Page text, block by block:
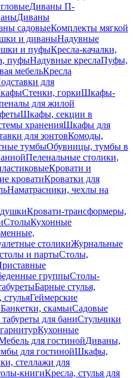
Диваны П-
Диваны
садовыеКомплекты мягкой
и диваныНадувные
и пуфыКресла-качалки,
пуфыНадувные креслаПуфы,
мебельКресла
для
Стенки, горкиШкафы-
для жилой
Шкафы, секции в
храненияШкафы для
для зонтовКомоды,
тумбыОбувницы, тумбы в
Пеленальные столики,
Кровати и
кроватиКроватки для
Наматрасники, чехлы на
Кровати-трансформеры,
СтолыКухонные
столикиЖурнальные
и партыСтолы,
группыСтолы-
Барные стулья,
Геймерские
Банкетки, скамьиСадовые
табуреты для баниСтульчики
Кухонные
для гостинойДиваны,
для гостинойШкафы,
стеллажи для
книгиКресла, стулья для